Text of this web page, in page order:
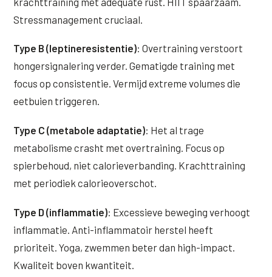
Stressmanagement cruciaal.
Type B (leptineresistentie): Overtraining verstoort
hongersignalering verder. Gematigde training met
focus op consistentie. Vermijd extreme volumes die
eetbuien triggeren.
Type C (metabole adaptatie): Het al trage
metabolisme crasht met overtraining. Focus op
spierbehoud, niet calorieverbanding. Krachttraining
met periodiek calorieoverschot.
Type D (inflammatie): Excessieve beweging verhoogt
inflammatie. Anti-inflammatoir herstel heeft
prioriteit. Yoga, zwemmen beter dan high-impact.
Kwaliteit boven kwantiteit.